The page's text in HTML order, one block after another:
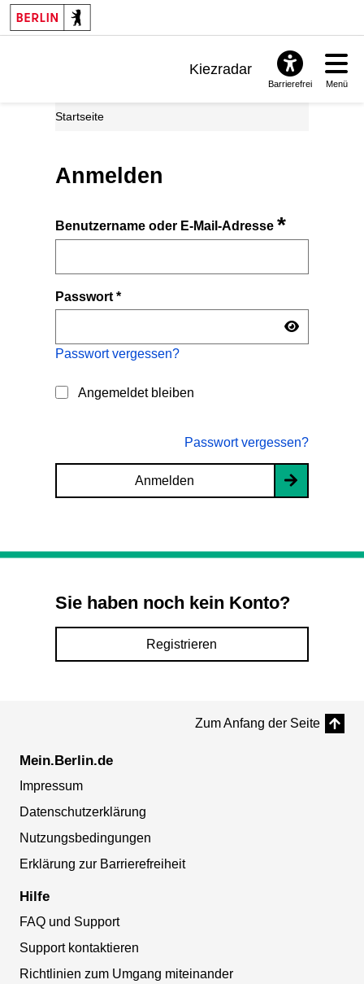
Kiezradar
Barrierefrei Menü
Startseite
Anmelden
Benutzername oder E-Mail-Adresse*
Passwort*
Passwort vergessen?
Angemeldet bleiben
Passwort vergessen?
Anmelden
Sie haben noch kein Konto?
Registrieren
Zum Anfang der Seite
Mein.Berlin.de
Impressum
Datenschutzerklärung
Nutzungsbedingungen
Erklärung zur Barrierefreiheit
Hilfe
FAQ und Support
Support kontaktieren
Richtlinien zum Umgang miteinander